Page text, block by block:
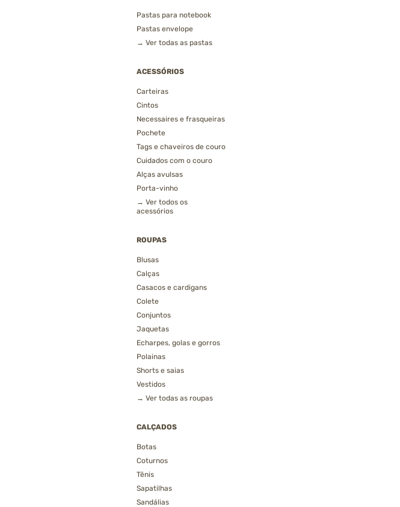
Pastas para notebook
Pastas envelope
→ Ver todas as pastas
ACESSÓRIOS
Carteiras
Cintos
Necessaires e frasqueiras
Pochete
Tags e chaveiros de couro
Cuidados com o couro
Alças avulsas
Porta-vinho
→ Ver todos os
acessórios
ROUPAS
Blusas
Calças
Casacos e cardigans
Colete
Conjuntos
Jaquetas
Echarpes, golas e gorros
Polainas
Shorts e saias
Vestidos
→ Ver todas as roupas
CALÇADOS
Botas
Coturnos
Tênis
Sapatilhas
Sandálias